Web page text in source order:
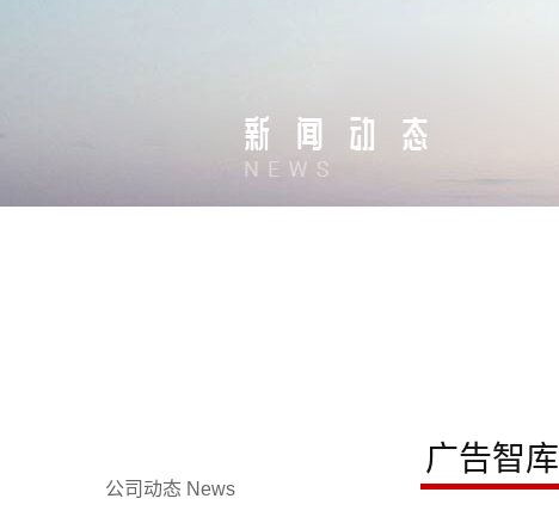
公司动态 News
广告智库